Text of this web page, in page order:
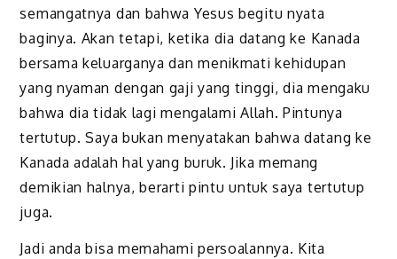
semangatnya dan bahwa Yesus begitu nyata
baginya. Akan tetapi, ketika dia datang ke Kanada
bersama keluarganya dan menikmati kehidupan
yang nyaman dengan gaji yang tinggi, dia mengaku
bahwa dia tidak lagi mengalami Allah. Pintunya
tertutup. Saya bukan menyatakan bahwa datang ke
Kanada adalah hal yang buruk. Jika memang
demikian halnya, berarti pintu untuk saya tertutup
juga.
Jadi anda bisa memahami persoalannya. Kita